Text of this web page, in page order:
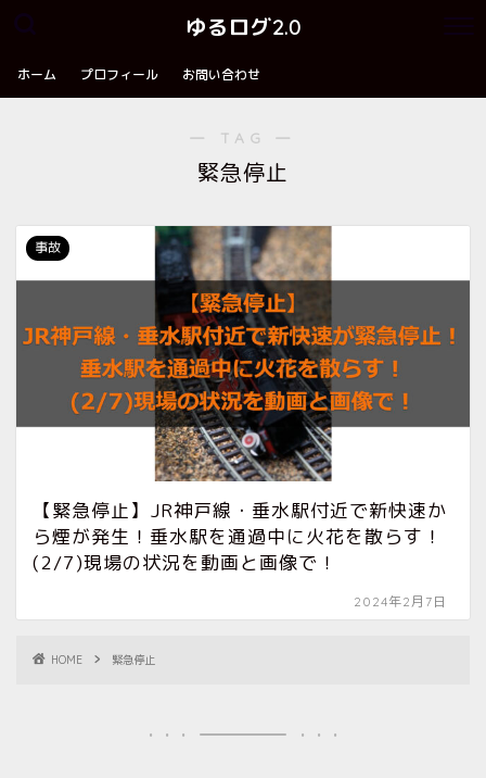
ゆるログ2.0
ホーム プロフィール お問い合わせ
― TAG ―
緊急停止
事故
【緊急停止】JR神戸線・垂水駅付近で新快速か
ら煙が発生！垂水駅を通過中に火花を散らす！
(2/7)現場の状況を動画と画像で！
2024年2月7日
HOME 緊急停止